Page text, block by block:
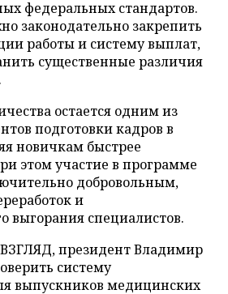
федеральных стандартов.
законодательно закрепить
работы и систему выплат,
существенные различия
остается одним из
подготовки кадров в
новичкам быстрее
этом участие в программе
добровольным,
и
выгорания специалистов.
ВЗГЛЯД, президент Владимир
систему
выпускников медицинских